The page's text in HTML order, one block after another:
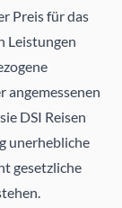
Preis für das
Leistungen
angemessenen
DSI Reisen
unerhebliche
gesetzliche